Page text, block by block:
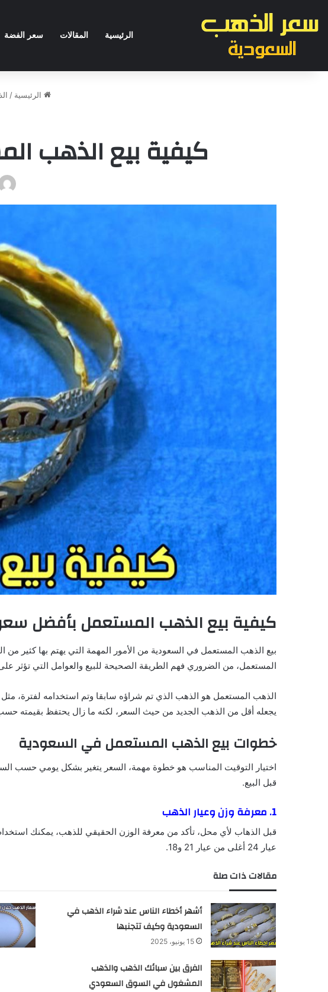
الرئيسية المقالات سعر الفضة
الرئيسية /
كيفية بيع الذهب
كيفية بيع الذهب المستعمل بأفضل
بيع الذهب المستعمل في السعودية من الأمور المهمة التي يهتم بها كثير
المستعمل، من الضروري فهم الطريقة الصحيحة للبيع والعوامل التي تؤثر
الذهب المستعمل هو الذهب الذي تم شراؤه سابقا وتم استخدامه لفترة، مثل
يجعله أقل من الذهب الجديد من حيث السعر، لكنه ما زال يحتفظ بقيمته حسب
خطوات بيع الذهب المستعمل في السعودية
اختيار التوقيت المناسب هو خطوة مهمة، السعر يتغير بشكل يومي حسب
قبل البيع.
1. معرفة وزن وعيار الذهب
قبل الذهاب لأي محل، تأكد من معرفة الوزن الحقيقي للذهب، يمكنك
عيار 24 أغلى من عيار 21 و18.
مقالات ذات صلة
أشهر أخطاء الناس عند شراء الذهب في
السعودية وكيف تتجنبها
15 يونيو، 2025
الفرق بين سبائك الذهب والذهب
المشغول في السوق السعودي